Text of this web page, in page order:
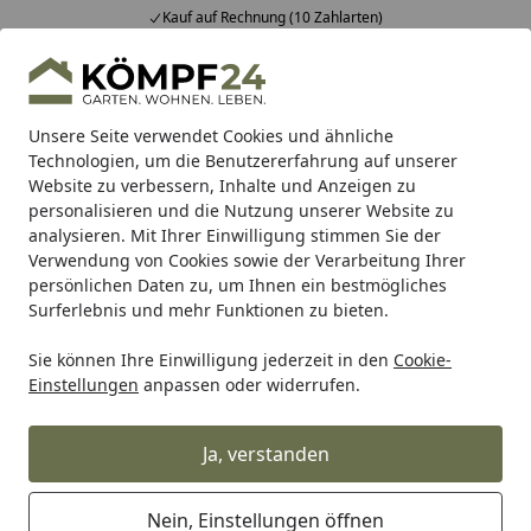
Unsere Seite verwendet Cookies und ähnliche
Technologien, um die Benutzererfahrung auf unserer
Website zu verbessern, Inhalte und Anzeigen zu
personalisieren und die Nutzung unserer Website zu
analysieren. Mit Ihrer Einwilligung stimmen Sie der
Verwendung von Cookies sowie der Verarbeitung Ihrer
persönlichen Daten zu, um Ihnen ein bestmögliches
Surferlebnis und mehr Funktionen zu bieten.
Sie können Ihre Einwilligung jederzeit in den Cookie-
Einstellungen anpassen oder widerrufen.
Ja, verstanden
Nein, Einstellungen öffnen
Kauf auf Rechnung (10 Zahlarten)
Alle Produkte
Mein Konto
Suchen
Startseite
Gartenhaus Gartenhäuser nach Dachform
Walmdach Gartenhäuser
Ihre Artikelübersicht
Kategorien
Filter / Sortierung
11 Artikel gefunden